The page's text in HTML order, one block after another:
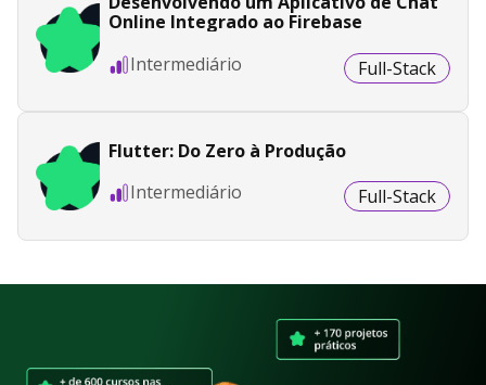
Online Integrado ao Firebase
Intermediário
Full-Stack
Flutter: Do Zero à Produção
Intermediário
Full-Stack